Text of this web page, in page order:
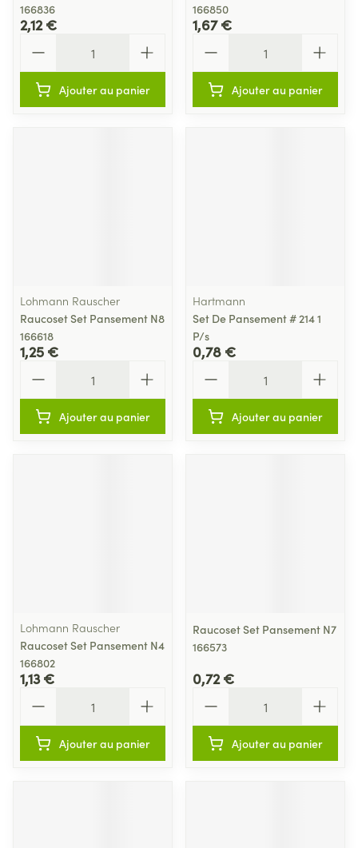
166836
2,12 €
Ajouter au panier
166850
1,67 €
Ajouter au panier
Lohmann Rauscher
Raucoset Set Pansement N8
166618
1,25 €
Ajouter au panier
Hartmann
Set De Pansement # 214 1
P/s
0,78 €
Ajouter au panier
Lohmann Rauscher
Raucoset Set Pansement N4
166802
1,13 €
Ajouter au panier
Raucoset Set Pansement N7
166573
0,72 €
Ajouter au panier